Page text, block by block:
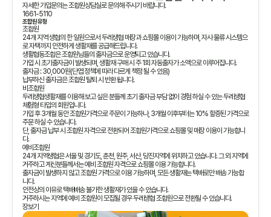
자세한 가입문의는 조합원상담실로 문의해 주시기 바랍니다.
1661-5110
조합원 유형
조합원
24개 지역 생협의 한 일원으로서 두레생협 매장과 쇼핑몰 이용이 가능하며, 자사 물류 시스템으
로 자택까지 안전하게 생활재를 공급해드립니다.
생활협동조합은 조합원님들의 출자금으로 운영되고 있습니다.
가입 시 초기출자금이 발생되며, 생활재 구매 시 주 1회 자동출자가 소액으로 이루어집니다.
출자금 : 30,000원(단엽 정책에 따라 다르게 책정 될 수 있음)
납부하신 출자금은 조합원 탈퇴 시 반환 됩니다.
비조합원
두레생협생활재를 이용해 보고 싶은 분들께 초기 출자금 부담 없이 경험 하실 수 있는 두레생협
체험형 타입의 회원입니다.
가입 후 3개월 동안 조합원가격으로 주문이 가능하나, 3개월 이후부터는 10% 할증된 가격으로
주문 하실 수 있습니다.
단, 출자금 납부 시 조합원 자격으로 전환되어 조합원가격으로 쇼핑몰 및 매장 이용이 가능합니
다.
예비조합원
24개 지역생협은 서울 및 경기도, 춘천, 원주, 서산, 당진지역에 위치하고 있습니다. 그 외 지역에
거주하고 계신분들께서는 예비 조합원 자격으로 쇼핑몰 이용 가능합니다.
출자금이 발생하지 않고 조합원 가격으로 이용 가능하며, 모든 생활재는 택배로만 배송 가능합
니다.
안전상의 이유로 택배배송 불가한 생활재가 있을 수 있습니다.
거주하시는 지역에 예비 조합원이 모집될 경우 두레생협 조합원으로 전환될 수 있습니다.
장보기